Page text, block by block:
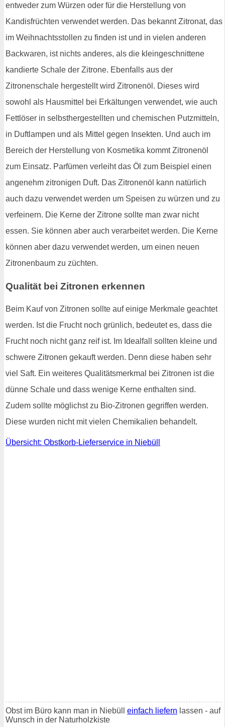
entweder zum Würzen oder für die Herstellung von
Kandisfrüchten verwendet werden. Das bekannt Zitronat, das
im Weihnachtsstollen zu finden ist und in vielen anderen
Backwaren, ist nichts anderes, als die kleingeschnittene
kandierte Schale der Zitrone. Ebenfalls aus der
Zitronenschale hergestellt wird Zitronenöl. Dieses wird
sowohl als Hausmittel bei Erkältungen verwendet, wie auch
Fettlöser in selbsthergestellten und chemischen Putzmitteln,
in Duftlampen und als Mittel gegen Insekten. Und auch im
Bereich der Herstellung von Kosmetika kommt Zitronenöl
zum Einsatz. Parfümen verleiht das Öl zum Beispiel einen
angenehm zitronigen Duft. Das Zitronenöl kann natürlich
auch dazu verwendet werden um Speisen zu würzen und zu
verfeinern. Die Kerne der Zitrone sollte man zwar nicht
essen. Sie können aber auch verarbeitet werden. Die Kerne
können aber dazu verwendet werden, um einen neuen
Zitronenbaum zu züchten.
Qualität bei Zitronen erkennen
Beim Kauf von Zitronen sollte auf einige Merkmale geachtet
werden. Ist die Frucht noch grünlich, bedeutet es, dass die
Frucht noch nicht ganz reif ist. Im Idealfall sollten kleine und
schwere Zitronen gekauft werden. Denn diese haben sehr
viel Saft. Ein weiteres Qualitätsmerkmal bei Zitronen ist die
dünne Schale und dass wenige Kerne enthalten sind.
Zudem sollte möglichst zu Bio-Zitronen gegriffen werden.
Diese wurden nicht mit vielen Chemikalien behandelt.
Übersicht: Obstkorb-Lieferservice in Niebüll
Obst im Büro kann man in Niebüll einfach liefern lassen - auf
Wunsch in der Naturholzkiste